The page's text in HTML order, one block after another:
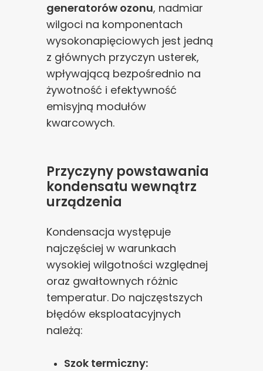
generatorów ozonu, nadmiar
wilgoci na komponentach
wysokonapięciowych jest jedną
z głównych przyczyn usterek,
wpływającą bezpośrednio na
żywotność i efektywność
emisyjną modułów
kwarcowych.
Przyczyny powstawania
kondensatu wewnątrz
urządzenia
Kondensacja występuje
najczęściej w warunkach
wysokiej wilgotności względnej
oraz gwałtownych różnic
temperatur. Do najczęstszych
błędów eksploatacyjnych
należą:
Szok termiczny: